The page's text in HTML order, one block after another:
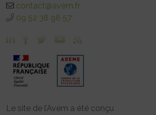
contact@avem.fr
09 52 38 98 57
Le site de l’Avem a été conçu